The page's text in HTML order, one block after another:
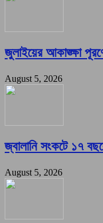
জুলাইয়ের আকাঙ্ক্ষা
August 5, 2026
জ্বালানি সংকটে ১৭
August 5, 2026